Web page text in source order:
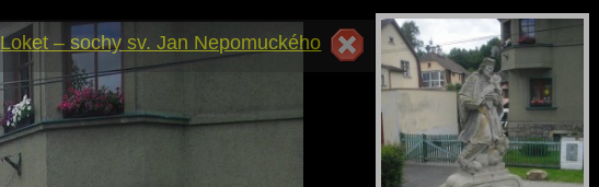
Loket – sochy sv. Jan Nepomuckého